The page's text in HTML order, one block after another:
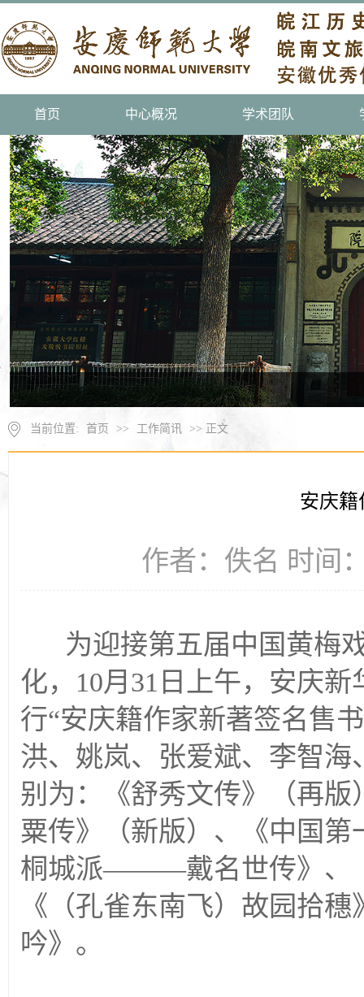
首页 中心概况 学术团队
当前位置: 首页 >> 工作简讯 >> 正文
安庆籍
作者：佚名 时间
为迎接第五届中国黄梅
化， 10月 31 日上午，安庆
行“安庆籍作家新著签名售
洪、姚岚、张爱斌、李智
别为：《舒秀文传》（再
粟传》（新版）、《中国
桐城派———戴名世传》、
《（孔雀东南飞）故园拾
吟》。